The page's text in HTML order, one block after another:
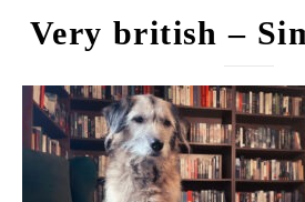
Very british –